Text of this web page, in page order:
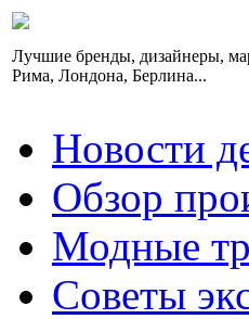
Лучшие бренды, дизайнеры,
Рима, Лондона, Берлина...
Новости
Обзор
Модные
Советы